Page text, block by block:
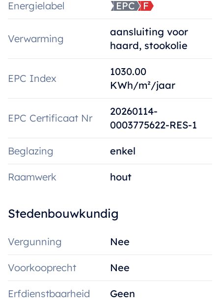
Energielabel EPC F
Verwarming
aansluiting voor
haard, stookolie
EPC Index
1030.00
KWh/m²/jaar
EPC Certificaat Nr
20260114-
0003775622-RES-1
Beglazing enkel
Raamwerk hout
Stedenbouwkundig
Vergunning Nee
Voorkooprecht Nee
Erfdienstbaarheid Geen